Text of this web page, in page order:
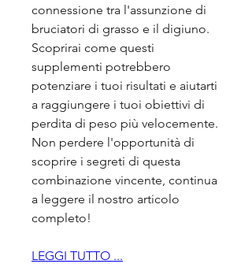
connessione tra l'assunzione di
bruciatori di grasso e il digiuno.
Scoprirai come questi
supplementi potrebbero
potenziare i tuoi risultati e aiutarti
a raggiungere i tuoi obiettivi di
perdita di peso più velocemente.
Non perdere l'opportunità di
scoprire i segreti di questa
combinazione vincente, continua
a leggere il nostro articolo
completo!
LEGGI TUTTO ...